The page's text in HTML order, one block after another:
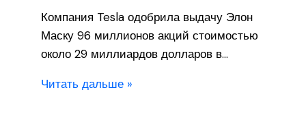
Компания Tesla одобрила выдачу Элон
Маску 96 миллионов акций стоимостью
около 29 миллиардов долларов в…
Читать дальше »